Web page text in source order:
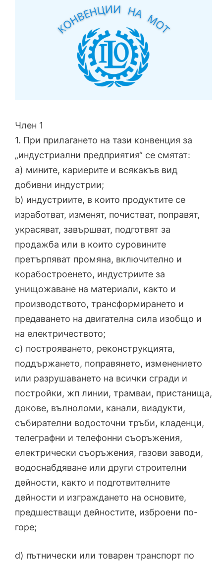
Член 1
1. При прилагането на тази конвенция за
„индустриални предприятия“ се смятат:
a) мините, кариерите и всякакъв вид
добивни индустрии;
b) индустриите, в които продуктите се
изработват, изменят, почистват, поправят,
украсяват, завършват, подготвят за
продажба или в които суровините
претърпяват промяна, включително и
корабостроенето, индустриите за
унищожаване на материали, както и
производството, трансформирането и
предаването на двигателна сила изобщо и
на електричеството;
c) построяването, реконструкцията,
поддържането, поправянето, изменението
или разрушаването на всички сгради и
постройки, жп линии, трамваи, пристанища,
докове, вълноломи, канали, виадукти,
събирателни водосточни тръби, кладенци,
телеграфни и телефонни съоръжения,
електрически съоръжения, газови заводи,
водоснабдяване или други строителни
дейности, както и подготвителните
дейности и изграждането на основите,
предшестващи дейностите, изброени по-
горе;
d) пътнически или товарен транспорт по